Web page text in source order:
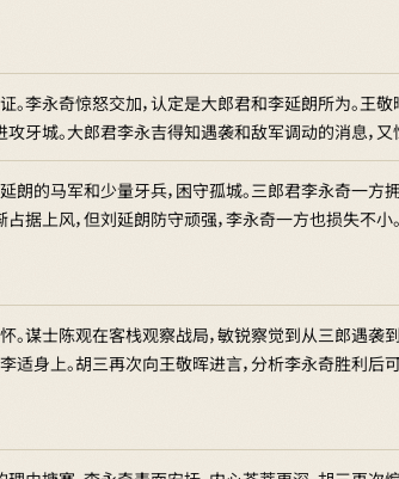
李永奇惊怒交加，认定是大郎君和李延朗所为。王敬
牙城。大郎君李永吉得知遇袭和敌军调动的消息，又
朗的马军和少量牙兵，困守孤城。三郎君李永奇一方
据上风，但刘延朗防守顽强，李永奇一方也损失不
谋士陈观在客栈观察战局，敏锐察觉到从三郎遇袭
适身上。胡三再次向王敬晖进言，分析李永奇胜利后